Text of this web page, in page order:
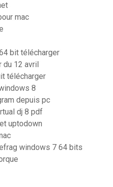
mac
bit télécharger
12 avril
télécharger
8
depuis pc
dj 8 pdf
uptodown
windows 7 64 bits